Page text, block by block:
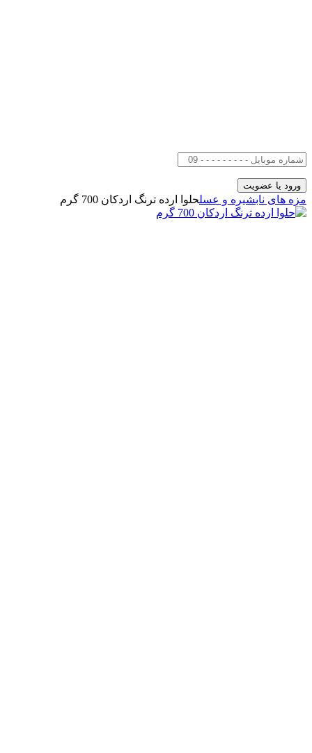
مزه های نابشیره و عسلحلوا ارده ترنگ اردکان 700 گرم